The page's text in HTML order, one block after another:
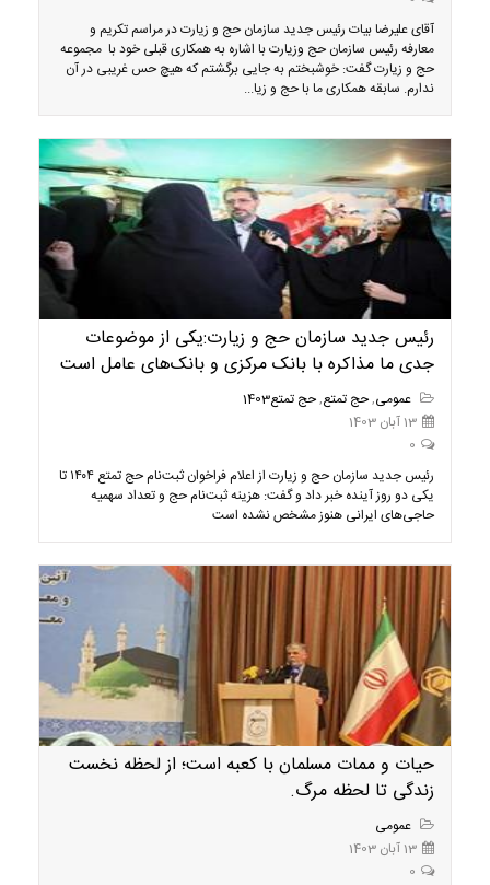
آقای علیرضا بیات رئیس جدید سازمان حج و زیارت در مراسم تکریم و
معارفه رئیس سازمان حج وزیارت با اشاره به همکاری قبلی خود با مجموعه
حج و زیارت گفت: خوشبختم به جایی برگشتم که هیچ حس غریبی در آن
ندارم. سابقه همکاری ما با حج و زیا...
رئیس جدید سازمان حج و زیارت:یکی از موضوعات
جدی ما مذاکره با بانک مرکزی و بانک‌های عامل است
عمومی,حج تمتع,حج تمتع1403
13 آبان 1403
0
رئیس جدید سازمان حج و زیارت از اعلام فراخوان ثبت‌نام حج تمتع ۱۴۰۴ تا
یکی دو روز آینده خبر داد و گفت:‌ هزینه ثبت‌نام حج و تعداد سهمیه
حاجی‌های ایرانی هنوز مشخص نشده است
حیات و ممات مسلمان با کعبه است؛ از لحظه نخست
زندگی تا لحظه مرگ.
عمومی
13 آبان 1403
0